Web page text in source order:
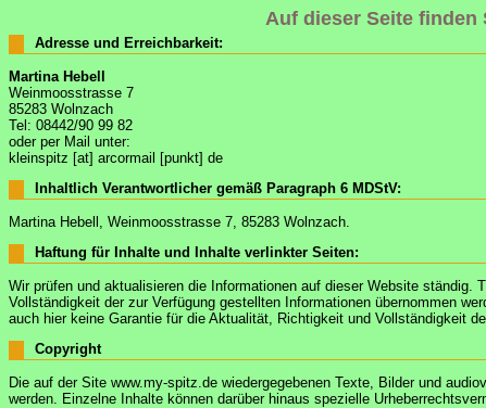
Auf dieser Seite finden
Adresse und Erreichbarkeit:
Martina Hebell
Weinmoosstrasse 7
85283 Wolnzach
Tel: 08442/90 99 82
oder per Mail unter:
kleinspitz [at] arcormail [punkt] de
Inhaltlich Verantwortlicher gemäß Paragraph 6 MDStV:
Martina Hebell, Weinmoosstrasse 7, 85283 Wolnzach.
Haftung für Inhalte und Inhalte verlinkter Seiten:
Wir prüfen und aktualisieren die Informationen auf dieser Website
Vollständigkeit der zur Verfügung gestellten Informationen übernommen
auch hier keine Garantie für die Aktualität, Richtigkeit und Vollständigkeit
Copyright
Die auf der Site www.my-spitz.de wiedergegebenen Texte, Bilder und
werden. Einzelne Inhalte können darüber hinaus spezielle